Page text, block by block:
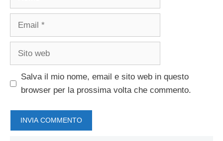
Email
Sito
Salva il mio nome, email e sito web in questo
browser per la prossima volta che commento.